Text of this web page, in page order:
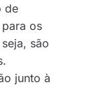
de
os
são
junto à